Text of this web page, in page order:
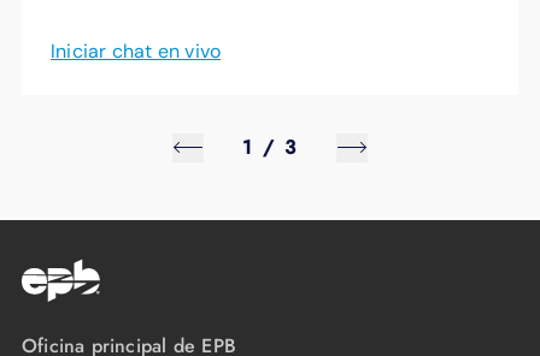
Iniciar chat en vivo
1 / 3
Oficina principal de EPB